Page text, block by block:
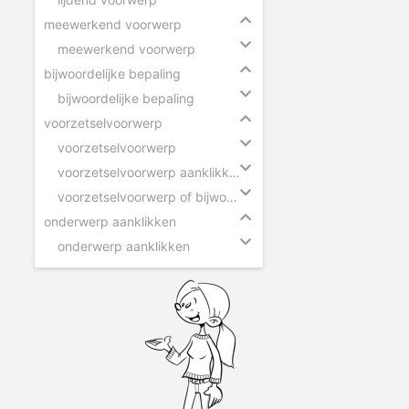
meewerkend voorwerp
meewerkend voorwerp
bijwoordelijke bepaling
bijwoordelijke bepaling
voorzetselvoorwerp
voorzetselvoorwerp
voorzetselvoorwerp aanklikken
voorzetselvoorwerp of bijwoordelijke bepaling
onderwerp aanklikken
onderwerp aanklikken